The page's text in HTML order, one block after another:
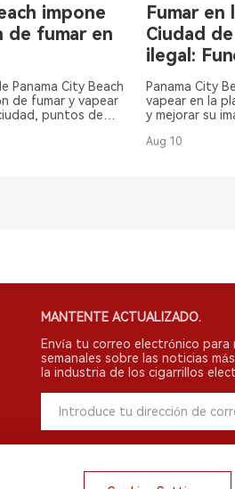
impone
de fumar en
Panama City Beach
de fumar y vapear
puntos de
Fumar en
Ciudad
ilegal:
Panama City
vapear en la
y mejorar su
Aug.10
MANTENTE ACTUALIZADO.
Envía tu correo electrónico para
semanales sobre las noticias
la industria de los cigarrillos